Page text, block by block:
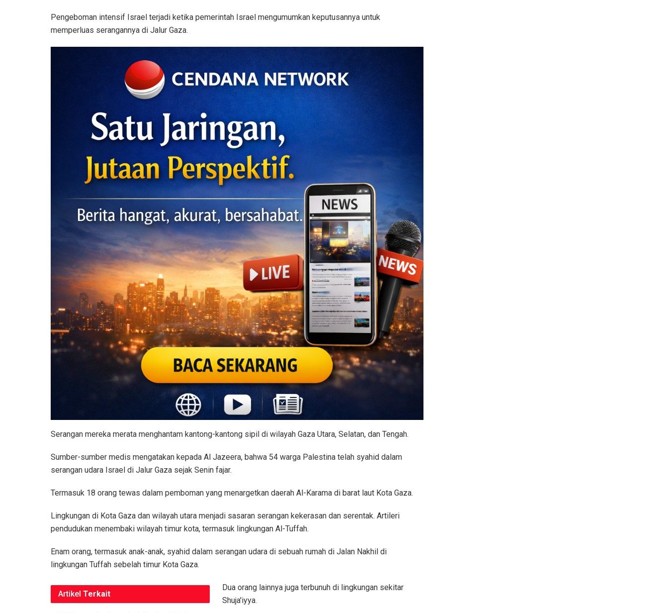
Pengeboman intensif Israel terjadi ketika pemerintah Israel mengumumkan keputusannya untuk
memperluas serangannya di Jalur Gaza.
Serangan mereka merata menghantam kantong-kantong sipil di wilayah Gaza Utara, Selatan, dan Tengah.
Sumber-sumber medis mengatakan kepada Al Jazeera, bahwa 54 warga Palestina telah syahid dalam
serangan udara Israel di Jalur Gaza sejak Senin fajar.
Termasuk 18 orang tewas dalam pemboman yang menargetkan daerah Al-Karama di barat laut Kota Gaza.
Lingkungan di Kota Gaza dan wilayah utara menjadi sasaran serangan kekerasan dan serentak. Artileri
pendudukan menembaki wilayah timur kota, termasuk lingkungan Al-Tuffah.
Enam orang, termasuk anak-anak, syahid dalam serangan udara di sebuah rumah di Jalan Nakhil di
lingkungan Tuffah sebelah timur Kota Gaza.
Artikel Terkait
Dua orang lainnya juga terbunuh di lingkungan sekitar
Shuja'iyya.